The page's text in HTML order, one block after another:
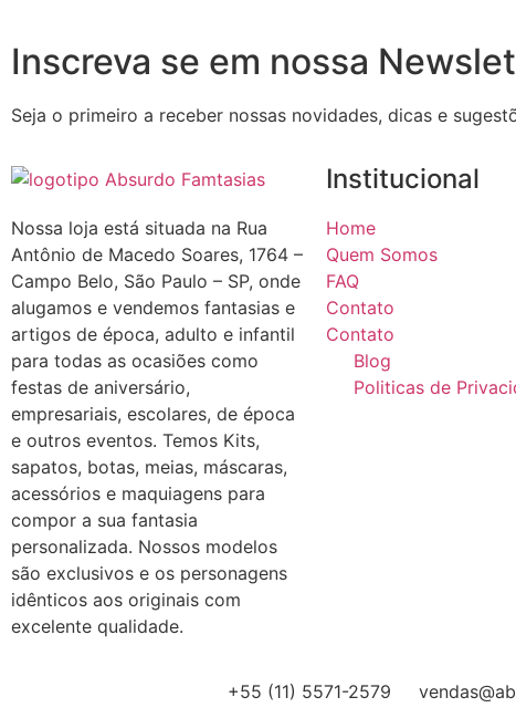
Inscreva se em nossa
Seja o primeiro a receber nossas novidades, dicas e
Nossa loja está situada na Rua
Antônio de Macedo Soares, 1764 –
Campo Belo, São Paulo – SP, onde
alugamos e vendemos fantasias e
artigos de época, adulto e infantil
para todas as ocasiões como
festas de aniversário,
empresariais, escolares, de época
e outros eventos. Temos Kits,
sapatos, botas, meias, máscaras,
acessórios e maquiagens para
compor a sua fantasia
personalizada. Nossos modelos
são exclusivos e os personagens
idênticos aos originais com
excelente qualidade.
Institucional
Home
Quem Somos
FAQ
Contato
Contato
Blog
Politicas de
+55 (11) 5571-2579